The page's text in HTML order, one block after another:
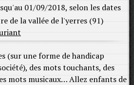
01/09/2018, selon les dates
de la vallée de l'yerres (91)
(sur une forme de handicap
des mots touchants, des
mots musicaux… Allez enfants de